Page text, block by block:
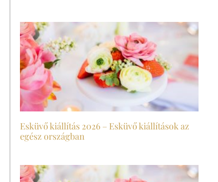
Esküvő kiállítás 2026 – Esküvő kiállítások az
egész országban